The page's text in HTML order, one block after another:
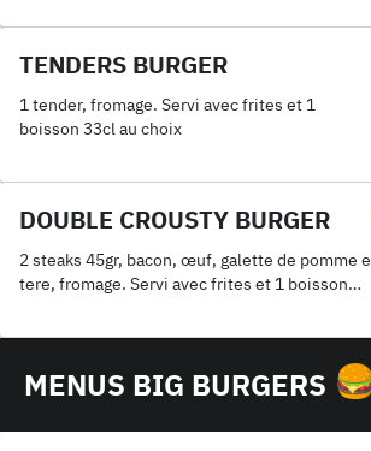
TENDERS BURGER
1 tender, fromage. Servi avec frites et 1
boisson 33cl au choix
DOUBLE CROUSTY BURGER
2 steaks 45gr, bacon, œuf, galette de pomme e
tere, fromage. Servi avec frites et 1 boisson
MENUS BIG BURGERS